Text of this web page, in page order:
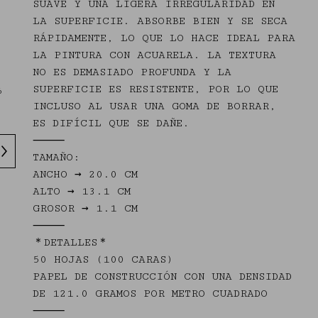
SUAVE Y UNA LIGERA IRREGULARIDAD EN
LA SUPERFICIE. ABSORBE BIEN Y SE SECA
RÁPIDAMENTE, LO QUE LO HACE IDEAL PARA
LA PINTURA CON ACUARELA. LA TEXTURA
NO ES DEMASIADO PROFUNDA Y LA
SUPERFICIE ES RESISTENTE, POR LO QUE
INCLUSO AL USAR UNA GOMA DE BORRAR,
ES DIFÍCIL QUE SE DAÑE.
⸻
TAMAÑO:
ANCHO → 20.0 CM
ALTO → 13.1 CM
GROSOR → 1.1 CM
⸻
＊DETALLES＊
50 HOJAS (100 CARAS)
PAPEL DE CONSTRUCCIÓN CON UNA DENSIDAD
DE 121.0 GRAMOS POR METRO CUADRADO
⸻